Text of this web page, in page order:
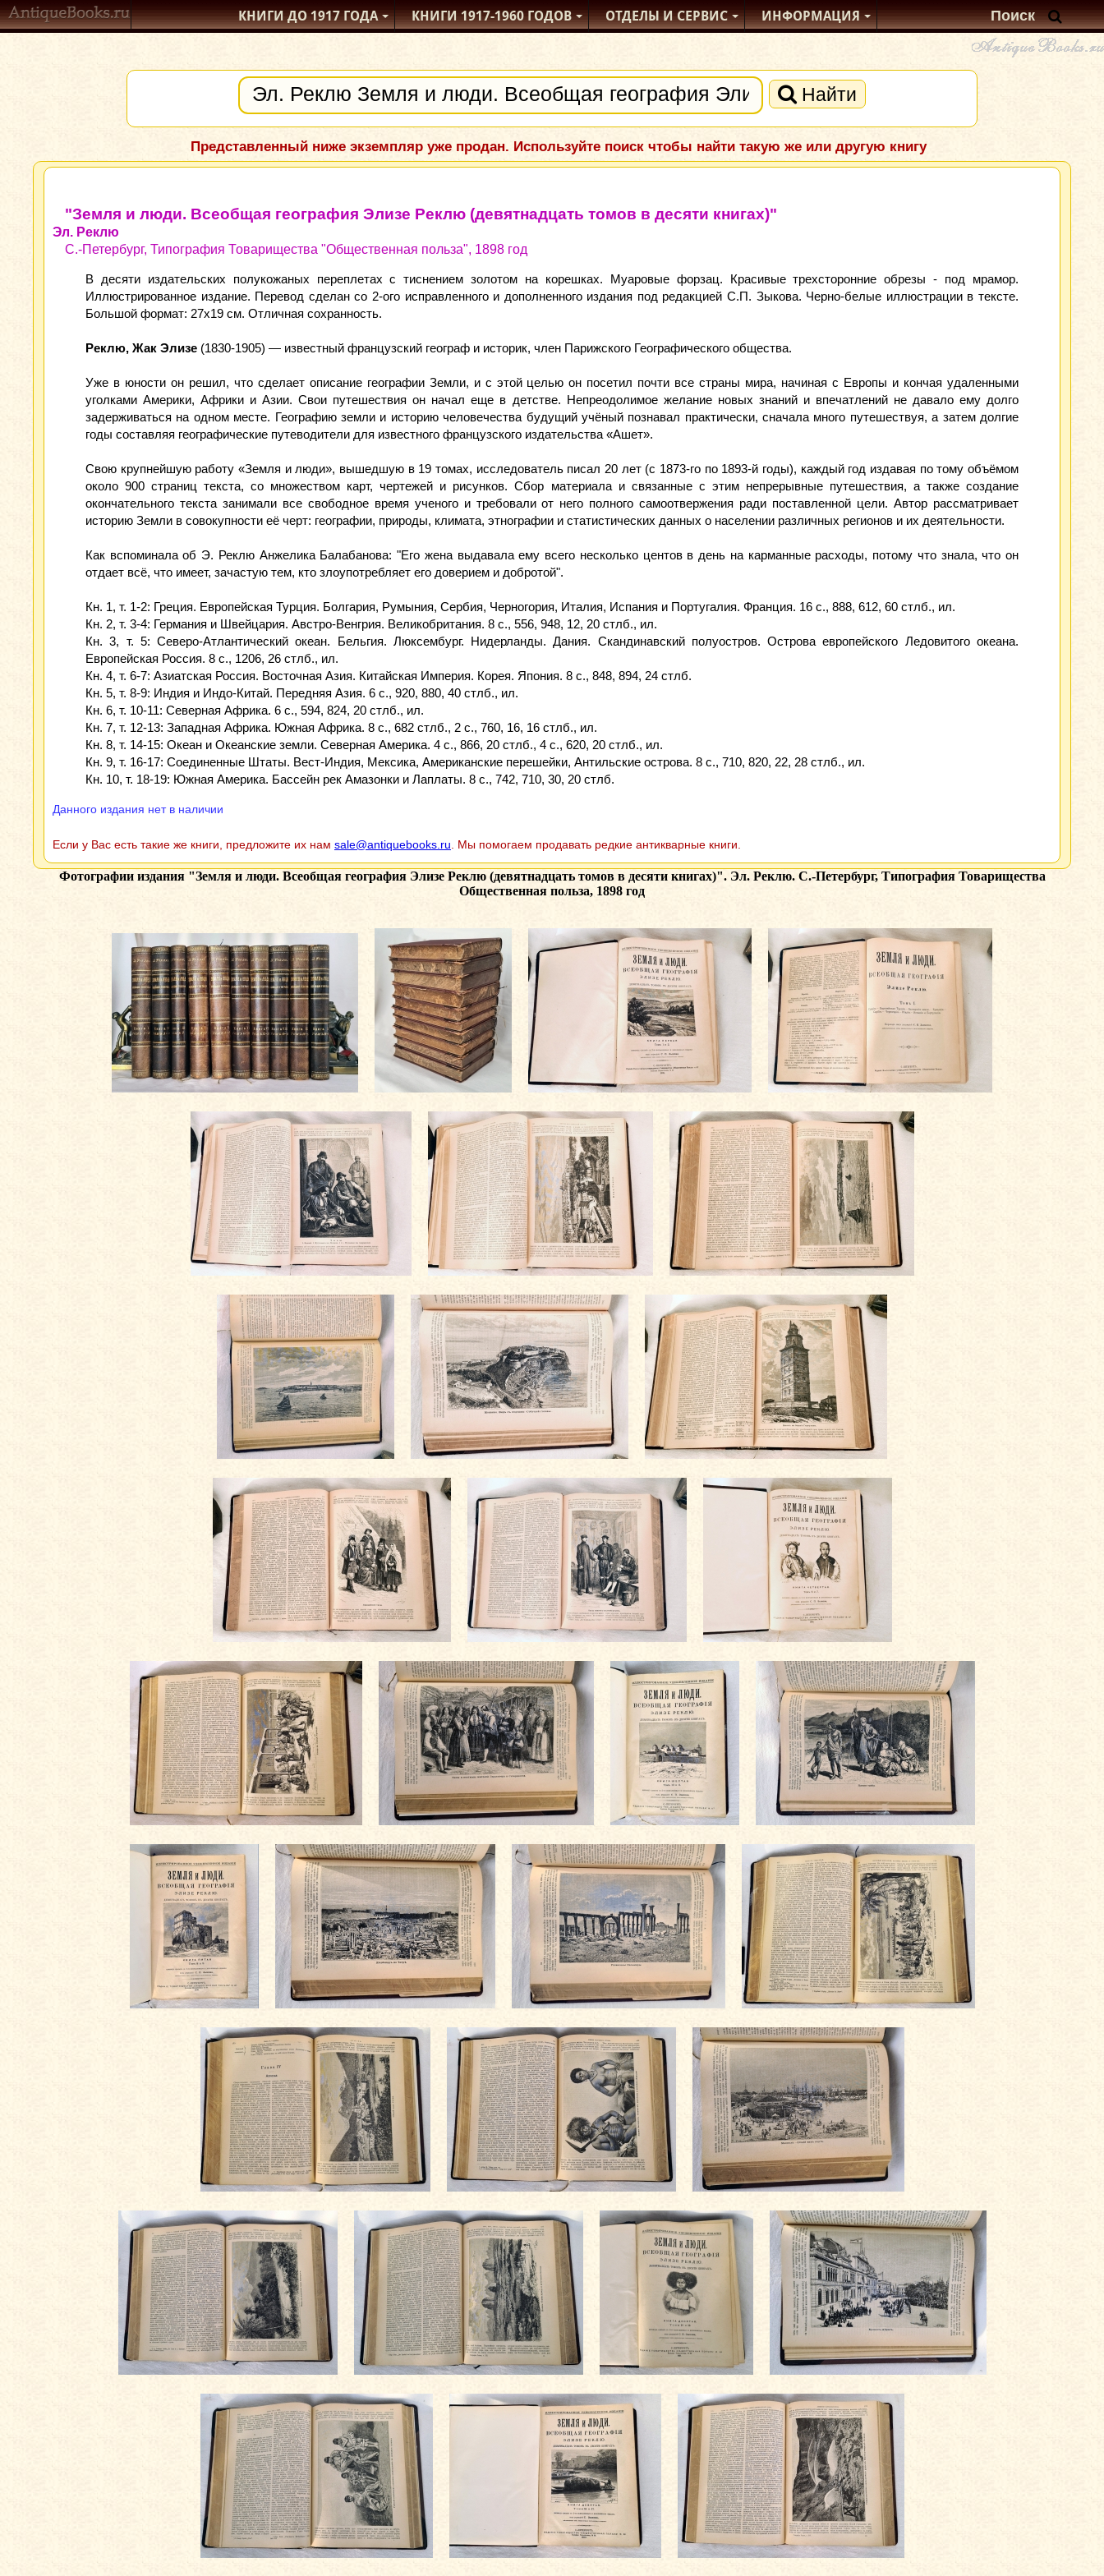
КНИГИ ДО 1917ГОДА КНИГИ1917-1960ГОДОВ ОТДЕЛЫИ СЕРВИС ИНФОРМАЦИЯ
Найти
Представленный ниже экземпляр уже продан. Используйте поиск чтобы найти такую же или другую книгу
"Земля и люди. Всеобщая география Элизе Реклю (девятнадцать томов в десяти книгах)"
Эл. Реклю
С.-Петербург, Типография Товарищества "Общественная польза", 1898 год
В десяти издательских полукожаных переплетах с тиснением золотом на корешках. Муаровые форзац. Красивые трехсторонние обрезы - под мрамор.
Иллюстрированное издание. Перевод сделан со 2-ого исправленного и дополненного издания под редакцией С.П. Зыкова. Черно-белые иллюстрации в тексте.
Большой формат: 27x19 см. Отличная сохранность.
Реклю, Жак Элизе (1830-1905) — известный французский географ и историк, член Парижского Географического общества.
Уже в юности он решил, что сделает описание географии Земли, и с этой целью он посетил почти все страны мира, начиная с Европы и кончая удаленными
уголками Америки, Африки и Азии. Свои путешествия он начал еще в детстве. Непреодолимое желание новых знаний и впечатлений не давало ему долго
задерживаться на одном месте. Географию земли и историю человечества будущий учёный познавал практически, сначала много путешествуя, а затем долгие
годы составляя географические путеводители для известного французского издательства «Ашет».
Свою крупнейшую работу «Земля и люди», вышедшую в 19 томах, исследователь писал 20 лет (с 1873-го по 1893-й годы), каждый год издавая по тому объёмом
около 900 страниц текста, со множеством карт, чертежей и рисунков. Сбор материала и связанные с этим непрерывные путешествия, а также создание
окончательного текста занимали все свободное время ученого и требовали от него полного самоотвержения ради поставленной цели. Автор рассматривает
историю Земли в совокупности её черт: географии, природы, климата, этнографии и статистических данных о населении различных регионов и их деятельности.
Как вспоминала об Э. Реклю Анжелика Балабанова: "Его жена выдавала ему всего несколько центов в день на карманные расходы, потому что знала, что он
отдает всё, что имеет, зачастую тем, кто злоупотребляет его доверием и добротой".
Кн. 1, т. 1-2: Греция. Европейская Турция. Болгария, Румыния, Сербия, Черногория, Италия, Испания и Португалия. Франция. 16 с., 888, 612, 60 стлб., ил.
Кн. 2, т. 3-4: Германия и Швейцария. Австро-Венгрия. Великобритания. 8 с., 556, 948, 12, 20 стлб., ил.
Кн. 3, т. 5: Северо-Атлантический океан. Бельгия. Люксембург. Нидерланды. Дания. Скандинавский полуостров. Острова европейского Ледовитого океана.
Европейская Россия. 8 с., 1206, 26 стлб., ил.
Кн. 4, т. 6-7: Азиатская Россия. Восточная Азия. Китайская Империя. Корея. Япония. 8 с., 848, 894, 24 стлб.
Кн. 5, т. 8-9: Индия и Индо-Китай. Передняя Азия. 6 с., 920, 880, 40 стлб., ил.
Кн. 6, т. 10-11: Северная Африка. 6 с., 594, 824, 20 стлб., ил.
Кн. 7, т. 12-13: Западная Африка. Южная Африка. 8 с., 682 стлб., 2 с., 760, 16, 16 стлб., ил.
Кн. 8, т. 14-15: Океан и Океанские земли. Северная Америка. 4 с., 866, 20 стлб., 4 с., 620, 20 стлб., ил.
Кн. 9, т. 16-17: Соединенные Штаты. Вест-Индия, Мексика, Американские перешейки, Антильские острова. 8 с., 710, 820, 22, 28 стлб., ил.
Кн. 10, т. 18-19: Южная Америка. Бассейн рек Амазонки и Лаплаты. 8 с., 742, 710, 30, 20 стлб.
Данного издания нет в наличии
Если у Вас есть такие же книги, предложите их нам sale@antiquebooks.ru . Мы помогаем продавать редкие антикварные книги.
Фотографии издания "Земля и люди. Всеобщая география Элизе Реклю (девятнадцать томов в десяти книгах)". Эл. Реклю. С.-Петербург, Типография Товарищества
Общественная польза, 1898 год